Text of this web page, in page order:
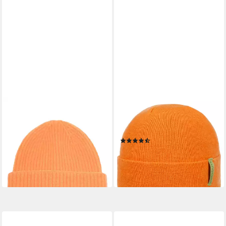
Strickmütze Mütze 9W3-004-
AW23 Orange
12,99 €
lieferbar - in 3-4 Werktagen bei dir
CHILLOUTS
Strickmütze (1-St) Beanie mit
Umschlag
(4)
24,99 €
lieferbar - in 2-3 Werktagen bei dir